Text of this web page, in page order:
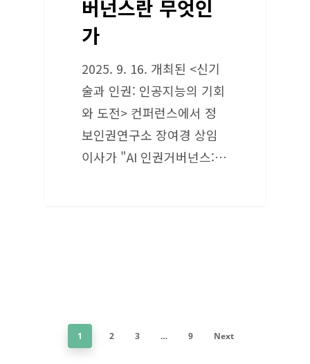
버넌스란 무엇인
가
2025. 9. 16. 개최된 <신기
술과 인권: 인공지능의 기회
와 도전> 컨퍼런스에서 정
보인권연구소 장여경 상임
이사가 "AI 인권거버넌스:…
1 2 3 … 9 Next